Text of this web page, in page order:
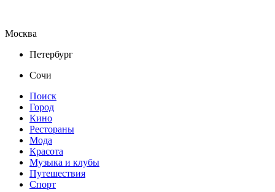
Москва
Петербург
Сочи
Поиск
Город
Кино
Рестораны
Мода
Красота
Музыка и клубы
Путешествия
Спорт